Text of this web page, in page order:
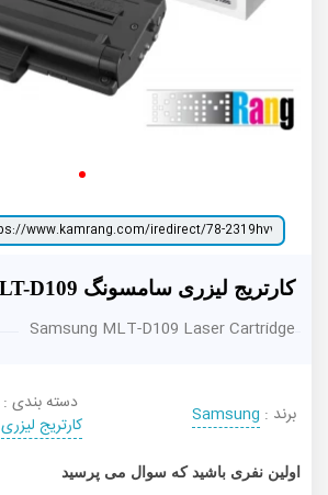
کارتریج لیزری سامسونگ Samsung MLT-D109
Samsung MLT-D109 Laser Cartridge
برند : Samsung
دسته بندی :
کارتریج لیزری Samsung
اولین نفری باشید که سوال می پرسید